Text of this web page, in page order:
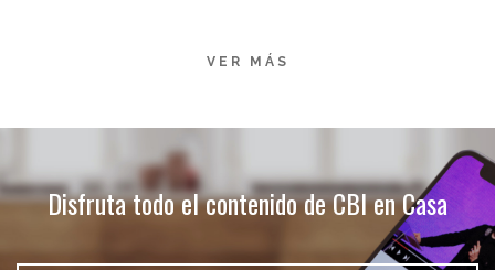
VER MÁS
Disfruta todo el contenido de CBI en Casa